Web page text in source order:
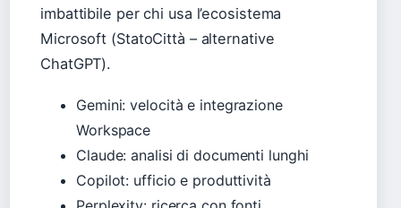
imbattibile per chi usa l’ecosistema
Microsoft (StatoCittà – alternative
ChatGPT).
Gemini: velocità e integrazione
Workspace
Claude: analisi di documenti lunghi
Copilot: ufficio e produttività